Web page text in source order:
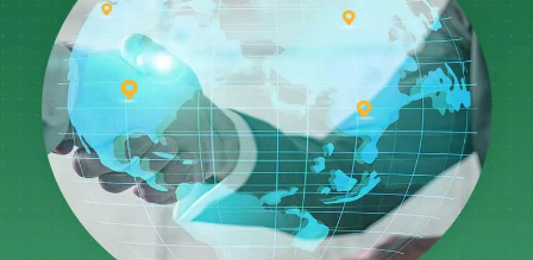
Somos un fabricante profesional
y proveedor de aditivos alimentarios
premium